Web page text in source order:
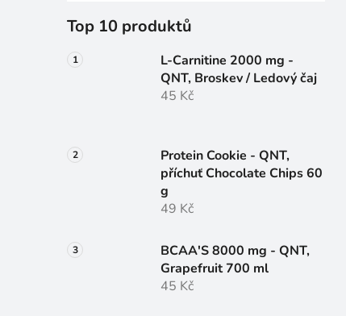
Top 10 produktů
L-Carnitine 2000 mg -
QNT, Broskev / Ledový čaj
45 Kč
Protein Cookie - QNT,
příchuť Chocolate Chips 60
g
49 Kč
BCAA'S 8000 mg - QNT,
Grapefruit 700 ml
45 Kč